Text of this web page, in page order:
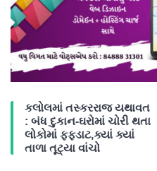
કલોલમાં તસ્કરરાજ યથાવત
: બંધ દુકાન-ઘરોમાં ચોરી થતા
લોકોમાં ફફડાટ,ક્યાં ક્યાં
તાળા તૂટ્યા વાંચો